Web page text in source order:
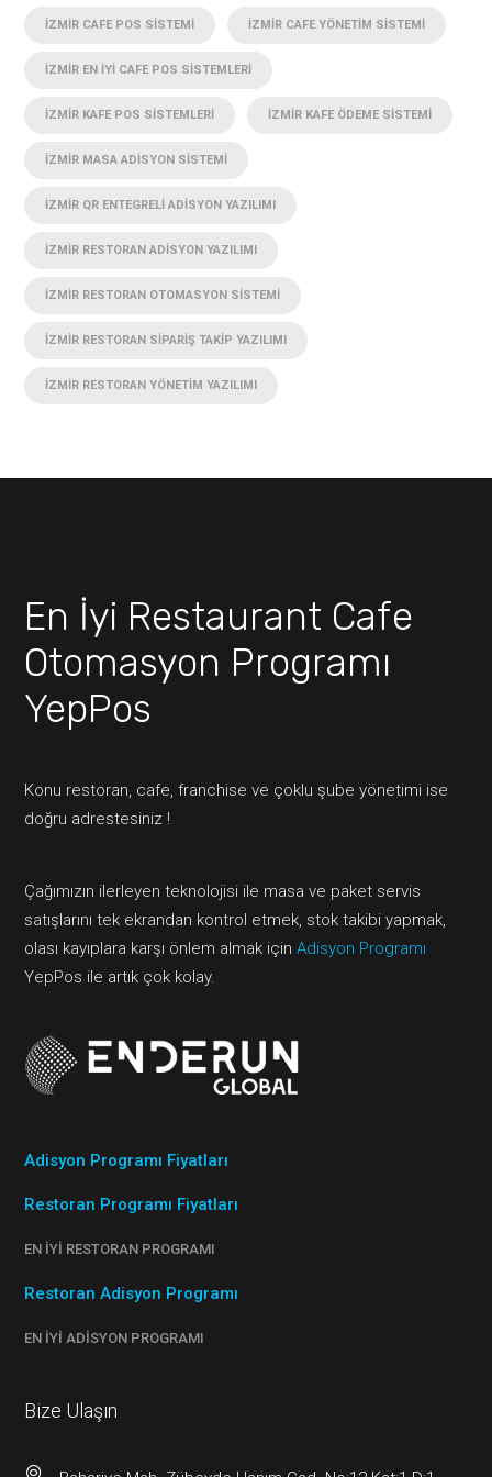
İZMIR CAFE POS SISTEMI İZMIR CAFE YÖNETIM SISTEMI
İZMIR EN IYI CAFE POS SISTEMLERI
İZMIR KAFE POS SISTEMLERI İZMIR KAFE ÖDEME SISTEMI
İZMIR MASA ADISYON SISTEMI
İZMIR QR ENTEGRELI ADISYON YAZILIMI
İZMIR RESTORAN ADISYON YAZILIMI
İZMIR RESTORAN OTOMASYON SISTEMI
İZMIR RESTORAN SIPARIŞ TAKIP YAZILIMI
İZMIR RESTORAN YÖNETIM YAZILIMI
En İyi Restaurant Cafe
Otomasyon Programı
YepPos
Konu restoran, cafe, franchise ve çoklu şube yönetimi ise
doğru adrestesiniz !
Çağımızın ilerleyen teknolojisi ile masa ve paket servis
satışlarını tek ekrandan kontrol etmek, stok takibi yapmak,
olası kayıplara karşı önlem almak içinAdisyon Programı
YepPos ile artık çok kolay.
Adisyon Programı Fiyatları
Restoran Programı Fiyatları
EN İYI RESTORAN PROGRAMI
Restoran Adisyon Programı
EN İYI ADISYON PROGRAMI
Bize Ulaşın